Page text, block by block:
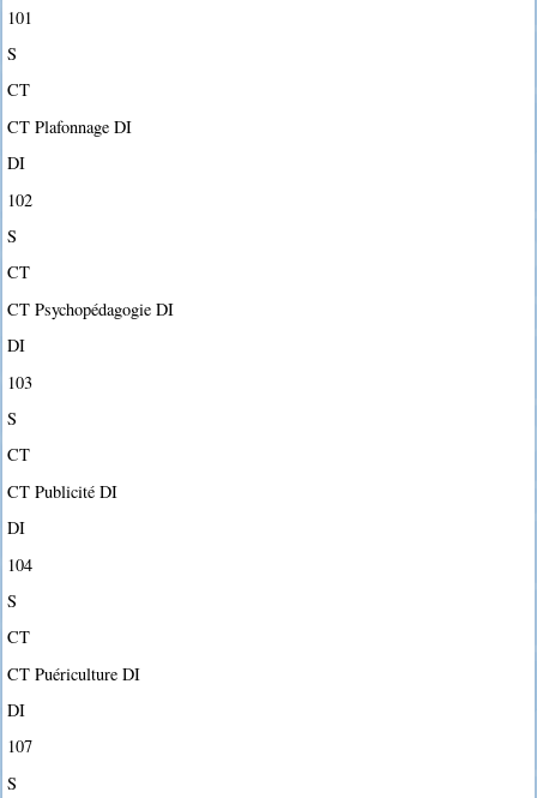
101
S
CT
CT Plafonnage DI
DI
102
S
CT
CT Psychopédagogie DI
DI
103
S
CT
CT Publicité DI
DI
104
S
CT
CT Puériculture DI
DI
107
S